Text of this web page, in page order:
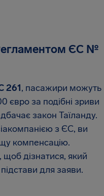
ЄС №
261, пасажири можуть
євро за подібні зриви
закон Таїланду.
з ЄС, ви
компенсацію.
щоб дізнатися, який
для заяви.